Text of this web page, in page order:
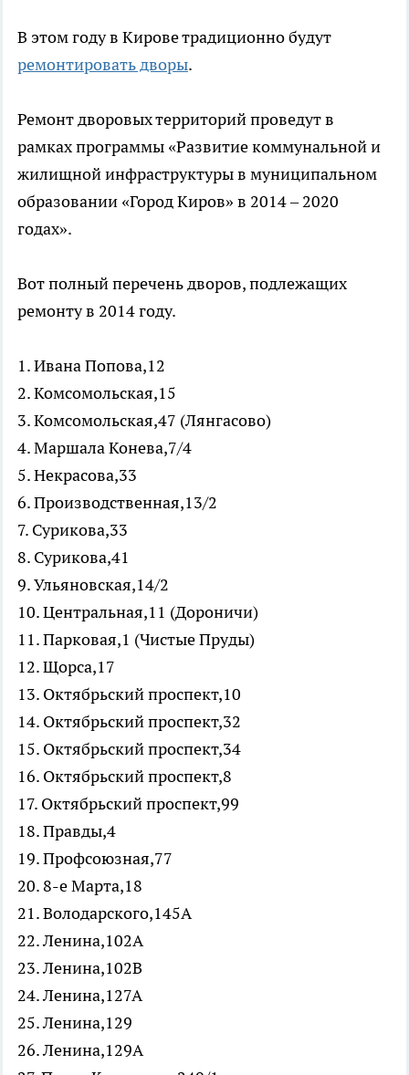
В этом году в Кирове традиционно будут
ремонтировать дворы.
Ремонт дворовых территорий проведут в
рамках программы «Развитие коммунальной и
жилищной инфраструктуры в муниципальном
образовании «Город Киров» в 2014 – 2020
годах».
Вот полный перечень дворов, подлежащих
ремонту в 2014 году.
1. Ивана Попова,12
2. Комсомольская,15
3. Комсомольская,47 (Лянгасово)
4. Маршала Конева,7/4
5. Некрасова,33
6. Производственная,13/2
7. Сурикова,33
8. Сурикова,41
9. Ульяновская,14/2
10. Центральная,11 (Дороничи)
11. Парковая,1 (Чистые Пруды)
12. Щорса,17
13. Октябрьский проспект,10
14. Октябрьский проспект,32
15. Октябрьский проспект,34
16. Октябрьский проспект,8
17. Октябрьский проспект,99
18. Правды,4
19. Профсоюзная,77
20. 8-е Марта,18
21. Володарского,145А
22. Ленина,102А
23. Ленина,102В
24. Ленина,127А
25. Ленина,129
26. Ленина,129А